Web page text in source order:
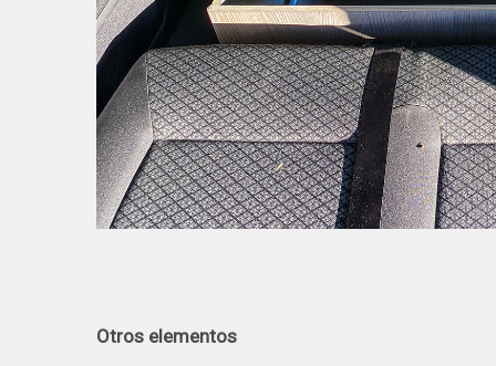
Otros elementos